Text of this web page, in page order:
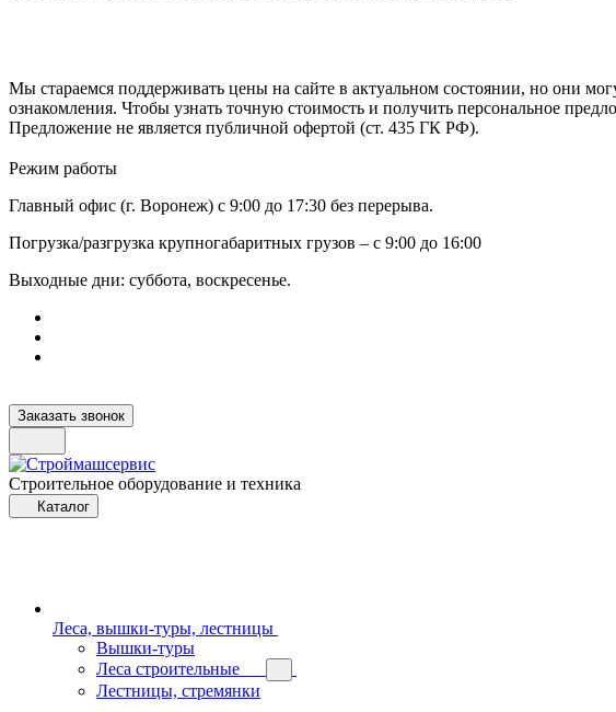
Мы стараемся поддерживать цены на сайте в актуальном состоянии, но они
ознакомления. Чтобы узнать точную стоимость и получить персональное
Предложение не является публичной офертой (ст. 435 ГК РФ).
Режим работы
Главный офис (г. Воронеж) с 9:00 до 17:30 без перерыва.
Погрузка/разгрузка крупногабаритных грузов – с 9:00 до 16:00
Выходные дни: суббота, воскресенье.
Заказать звонок
Строительное оборудование и техника
Каталог
Леса, вышки-туры, лестницы
Вышки-туры
Леса строительные
Лестницы, стремянки